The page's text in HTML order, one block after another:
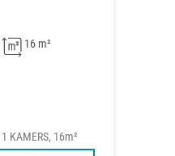
16 m²
KAMERS, 16m²